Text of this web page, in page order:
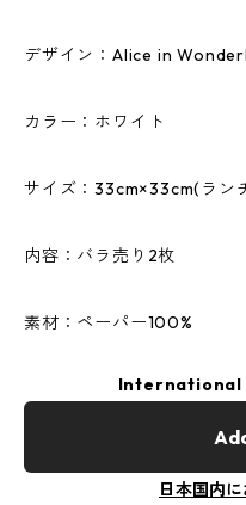
デザイン：Alice in
カラー：ホワイト
サイズ：33cm×33cm(ラン
内容：バラ売り2枚
素材：ペーパー100%
International
日本国内